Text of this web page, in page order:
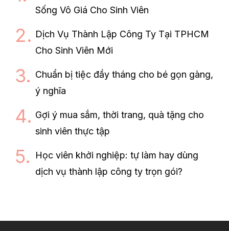
Sống Vô Giá Cho Sinh Viên
Dịch Vụ Thành Lập Công Ty Tại TPHCM
Cho Sinh Viên Mới
Chuẩn bị tiệc đầy tháng cho bé gọn gàng,
ý nghĩa
Gợi ý mua sắm, thời trang, quà tặng cho
sinh viên thực tập
Học viên khởi nghiệp: tự làm hay dùng
dịch vụ thành lập công ty trọn gói?